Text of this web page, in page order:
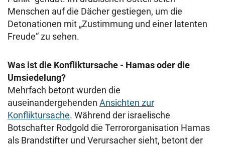
Menschen auf die Dächer gestiegen, um die
Detonationen mit „Zustimmung und einer latenten
Freude“ zu sehen.
Was ist die Konfliktursache - Hamas oder die
Umsiedelung?
Mehrfach betont wurden die
auseinandergehenden Ansichten zur
Konfliktursache. Während der israelische
Botschafter Rodgold die Terrororganisation Hamas
als Brandstifter und Verursacher sieht, betont der